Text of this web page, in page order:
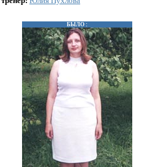
БЫЛО :